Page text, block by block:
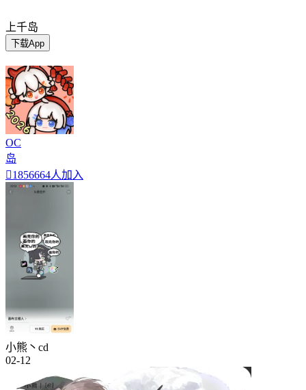
上千岛
下载App
OC
岛
1856664人加入
小熊丶cd
02-12